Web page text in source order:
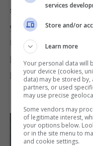
sfiziosa. Seguite la
con la buccia
rondelle oppure
però, in
poniate molta
IL TAGLIO
services
Store and/or
Learn more
Your personal data will
your device (cookies,
data) may be stored by,
partners, or used
may use precise
Some vendors may
of legitimate interest,
your options below.
or in the site menu to
and cookie settings.